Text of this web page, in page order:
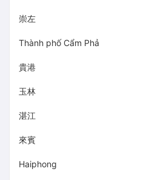
崇左
Thành phố Cẩm Phả
貴港
玉林
湛江
來賓
Haiphong